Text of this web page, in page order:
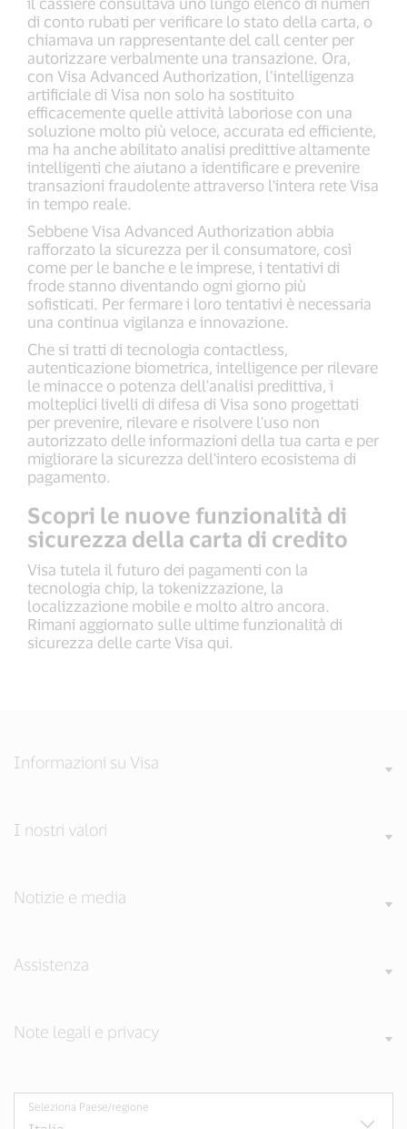
di conto rubati per verificare lo stato della carta, o
chiamava un rappresentante del call center per
autorizzare verbalmente una transazione. Ora,
con Visa Advanced Authorization, l’intelligenza
artificiale di Visa non solo ha sostituito
efficacemente quelle attività laboriose con una
soluzione molto più veloce, accurata ed efficiente,
ma ha anche abilitato analisi predittive altamente
intelligenti che aiutano a identificare e prevenire
transazioni fraudolente attraverso l'intera rete Visa
in tempo reale.
Sebbene Visa Advanced Authorization abbia
rafforzato la sicurezza per il consumatore, così
come per le banche e le imprese, i tentativi di
frode stanno diventando ogni giorno più
sofisticati. Per fermare i loro tentativi è necessaria
una continua vigilanza e innovazione.
Che si tratti di tecnologia contactless,
autenticazione biometrica, intelligence per rilevare
le minacce o potenza dell'analisi predittiva, i
molteplici livelli di difesa di Visa sono progettati
per prevenire, rilevare e risolvere l'uso non
autorizzato delle informazioni della tua carta e per
migliorare la sicurezza dell'intero ecosistema di
pagamento.
Scopri le nuove funzionalità di
sicurezza della carta di credito
Visa tutela il futuro dei pagamenti con la
tecnologia chip, la tokenizzazione, la
localizzazione mobile e molto altro ancora.
Rimani aggiornato sulle ultime funzionalità di
sicurezza delle carte Visa qui.
Informazioni su Visa
I nostri valori
Notizie e media
Assistenza
Note legali e privacy
Seleziona Paese/regione